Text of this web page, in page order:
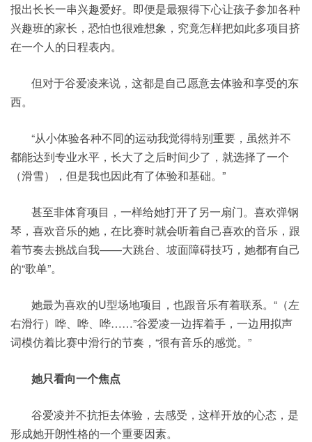
报出长长一串兴趣爱好。即便是最狠得下心让孩子参加各种
兴趣班的家长，恐怕也很难想象，究竟怎样把如此多项目挤
在一个人的日程表内。
但对于谷爱凌来说，这都是自己愿意去体验和享受的东
西。
“从小体验各种不同的运动我觉得特别重要，虽然并不
都能达到专业水平，长大了之后时间少了，就选择了一个
（滑雪），但是我也因此有了体验和基础。”
甚至非体育项目，一样给她打开了另一扇门。喜欢弹钢
琴，喜欢音乐的她，在比赛时就会听着自己喜欢的音乐，跟
着节奏去挑战自我——大跳台、坡面障碍技巧，她都有自己
的“歌单”。
她最为喜欢的U型场地项目，也跟音乐有着联系。“（左
右滑行）哗、哗、哗……”谷爱凌一边挥着手，一边用拟声
词模仿着比赛中滑行的节奏，“很有音乐的感觉。”
她只看向一个焦点
谷爱凌并不抗拒去体验，去感受，这样开放的心态，是
形成她开朗性格的一个重要因素。